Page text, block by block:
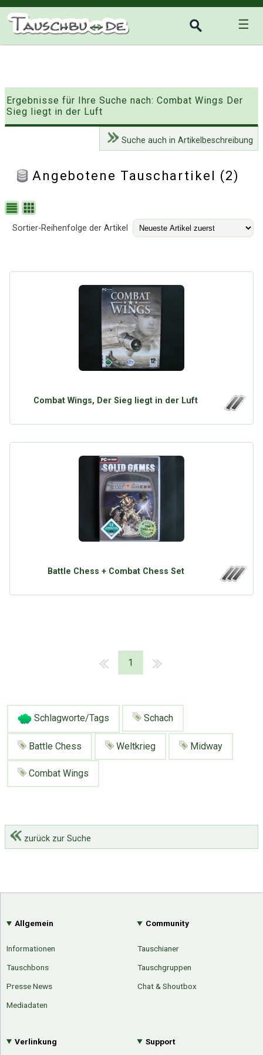
☰
Ergebnisse für Ihre Suche nach: Combat Wings Der
Sieg liegt in der Luft
Suche auch in Artikelbeschreibung
Angebotene Tauschartikel (2)
Sortier-Reihenfolge der Artikel
Combat Wings, Der Sieg liegt in der Luft
Battle Chess + Combat Chess Set
1
Schlagworte/Tags Schach
Battle Chess Weltkrieg Midway
Combat Wings
zurück zur Suche
Allgemein
Informationen
Tauschbons
Presse News
Mediadaten
Community
Tauschianer
Tauschgruppen
Chat & Shoutbox
Verlinkung Support